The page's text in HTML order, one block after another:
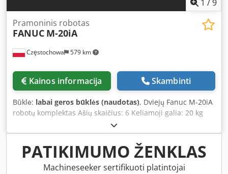
1 /9
Częstochowa 579 km
Pramoninis robotas
FANUC M-20iA
Kainos informacija Skambinti
Būklė: labai geros būklės (naudotas), Dviejų Fanuc M-20iA
robotų komplektas Ašių skaičius: 6 Keliamoji galia: 20 kg
Darbo sritis: 1811 mm Chsdpexfundefx Agmja Pagaminimo
metai: 2008 Svoris: 250 kg
PATIKIMUMO ŽENKLAS
Machineseeker sertifikuoti platintojai